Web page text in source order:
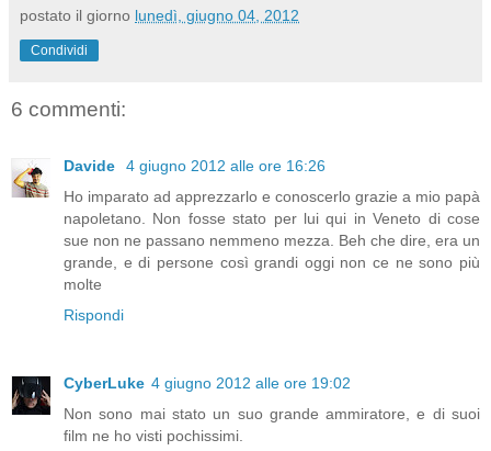
postato il giorno lunedì, giugno 04, 2012
Condividi
6 commenti:
Davide
4 giugno 2012 alle ore 16:26
Ho imparato ad apprezzarlo e conoscerlo grazie a mio papà
napoletano. Non fosse stato per lui qui in Veneto di cose
sue non ne passano nemmeno mezza. Beh che dire, era un
grande, e di persone così grandi oggi non ce ne sono più
molte
Rispondi
CyberLuke 4 giugno 2012 alle ore 19:02
Non sono mai stato un suo grande ammiratore, e di suoi
film ne ho visti pochissimi.